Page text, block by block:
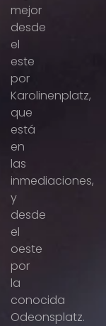
mejor
desde
el
este
por
Karolinenplatz,
que
está
en
las
inmediaciones,
y
desde
el
oeste
por
la
conocida
Odeonsplatz.